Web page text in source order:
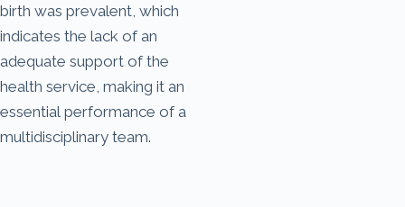
birth was prevalent, which
indicates the lack of an
adequate support of the
health service, making it an
essential performance of a
multidisciplinary team.